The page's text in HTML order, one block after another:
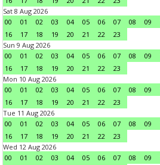
Sat 8 Aug 2026
00
01 02 03 04 05 06 07 08 09
16
17 18 19 20 21 22
23
Sun 9 Aug 2026
00
01 02 03 04 05 06 07 08 09
16
17 18 19 20 21 22
23
Mon 10 Aug 2026
00
01 02 03 04 05 06 07 08 09
16
17 18 19 20 21 22
23
Tue 11 Aug 2026
00
01 02 03 04 05 06 07 08 09
16
17 18 19 20 21 22
23
Wed 12 Aug 2026
00
01 02 03 04 05 06 07 08 09